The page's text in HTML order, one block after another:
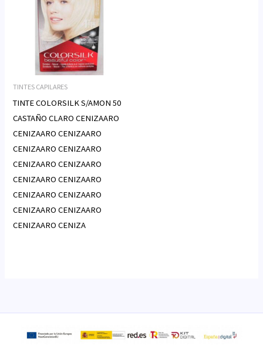
TINTES CAPILARES
TINTE COLORSILK S/AMON 50
CASTAÑO CLARO CENIZAARO
CENIZAARO CENIZAARO
CENIZAARO CENIZAARO
CENIZAARO CENIZAARO
CENIZAARO CENIZAARO
CENIZAARO CENIZAARO
CENIZAARO CENIZAARO
CENIZAARO CENIZA